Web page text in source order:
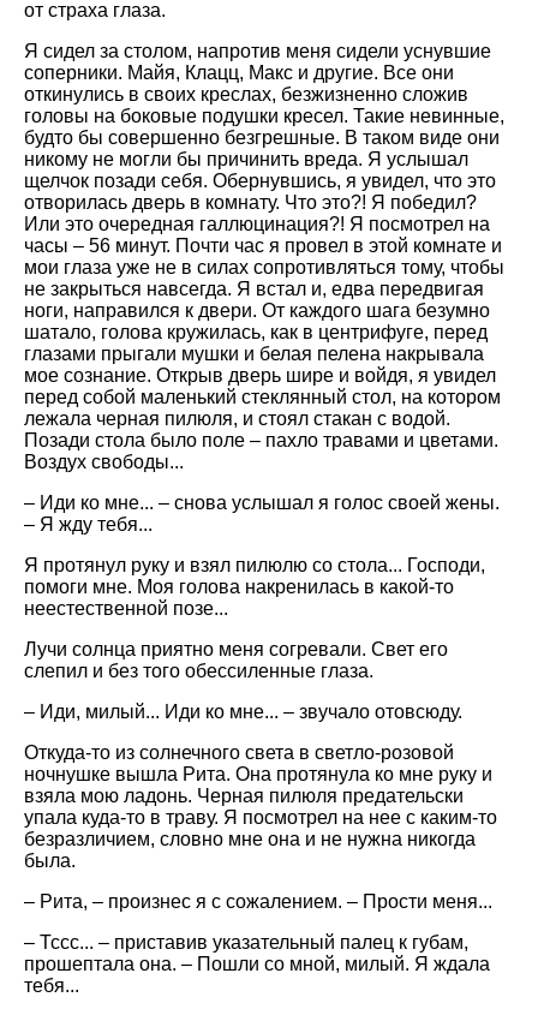
от страха глаза.
Я сидел за столом, напротив меня сидели уснувшие
соперники. Майя, Клацц, Макс и другие. Все они
откинулись в своих креслах, безжизненно сложив
головы на боковые подушки кресел. Такие невинные,
будто бы совершенно безгрешные. В таком виде они
никому не могли бы причинить вреда. Я услышал
щелчок позади себя. Обернувшись, я увидел, что это
отворилась дверь в комнату. Что это?! Я победил?
Или это очередная галлюцинация?! Я посмотрел на
часы – 56 минут. Почти час я провел в этой комнате и
мои глаза уже не в силах сопротивляться тому, чтобы
не закрыться навсегда. Я встал и, едва передвигая
ноги, направился к двери. От каждого шага безумно
шатало, голова кружилась, как в центрифуге, перед
глазами прыгали мушки и белая пелена накрывала
мое сознание. Открыв дверь шире и войдя, я увидел
перед собой маленький стеклянный стол, на котором
лежала черная пилюля, и стоял стакан с водой.
Позади стола было поле – пахло травами и цветами.
Воздух свободы...
– Иди ко мне... – снова услышал я голос своей жены.
– Я жду тебя...
Я протянул руку и взял пилюлю со стола... Господи,
помоги мне. Моя голова накренилась в какой-то
неестественной позе...
Лучи солнца приятно меня согревали. Свет его
слепил и без того обессиленные глаза.
– Иди, милый... Иди ко мне... – звучало отовсюду.
Откуда-то из солнечного света в светло-розовой
ночнушке вышла Рита. Она протянула ко мне руку и
взяла мою ладонь. Черная пилюля предательски
упала куда-то в траву. Я посмотрел на нее с каким-то
безразличием, словно мне она и не нужна никогда
была.
– Рита, – произнес я с сожалением. – Прости меня...
– Тссс... – приставив указательный палец к губам,
прошептала она. – Пошли со мной, милый. Я ждала
тебя...